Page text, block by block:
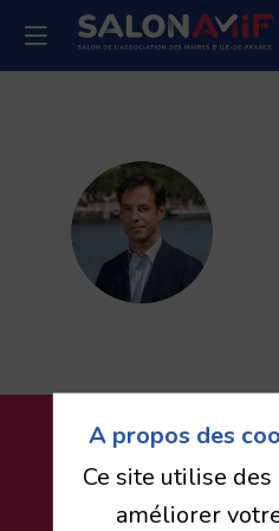
AB
A propos des
Ce site utilise
améliorer